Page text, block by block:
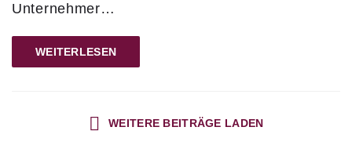
Unternehmer…
WEITERLESEN
WEITERE BEITRÄGE LADEN